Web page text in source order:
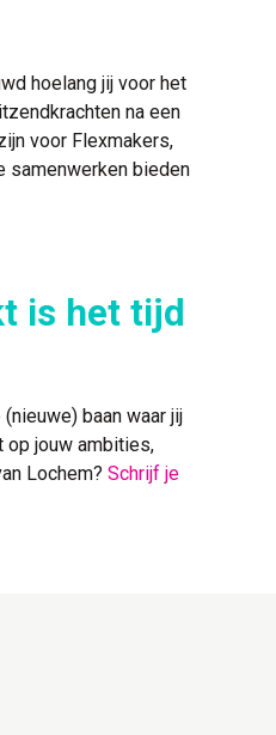
hoelang jij voor het
na een
voor Flexmakers,
samenwerken bieden
is het tijd
baan waar jij
op jouw ambities,
Lochem? Schrijf je